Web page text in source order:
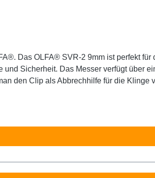
Das OLFA® SVR-2 9mm ist perfekt für
Sicherheit. Das Messer verfügt über
den Clip als Abbrechhilfe für die Klinge
und Rechtshänder geeignet. Der
scharf! Nur für erfahrene Nutzer